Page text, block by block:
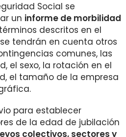
Social se
un informe de morbilidad
descritos en el
tendrán en cuenta otros
comunes, las
el sexo, la rotación en el
el tamaño de la empresa
para establecer
de la edad de jubilación
colectivos, sectores y